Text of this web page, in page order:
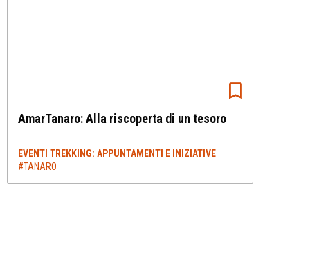
AmarTanaro: Alla riscoperta di un tesoro
EVENTI TREKKING: APPUNTAMENTI E INIZIATIVE
#TANARO